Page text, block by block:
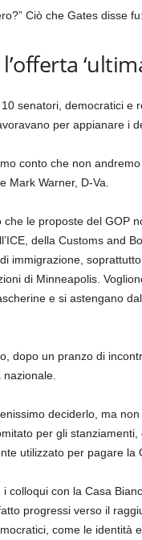
Ciò che Gates disse
senatori, democratici e
per appianare i
conto che non
Mark Warner, D-Va.
che le proposte del GOP
della Customs and
immigrazione,
di Minneapolis.
e si astengano
dopo un pranzo di
deciderlo, ma
per gli
utilizzato per pagare la
colloqui con la Casa
progressi verso il
come le identità